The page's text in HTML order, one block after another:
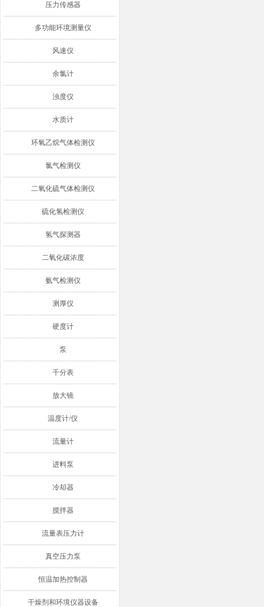
压力传感器
多功能环境测量仪
风速仪
余氯计
浊度仪
水质计
环氧乙烷气体检测仪
氯气检测仪
二氧化硫气体检测仪
硫化氢检测仪
氢气探测器
二氧化碳浓度
氨气检测仪
测厚仪
硬度计
泵
千分表
放大镜
温度计/仪
流量计
进料泵
冷却器
搅拌器
流量表压力计
真空压力泵
恒温加热控制器
干燥剂和环境仪器设备